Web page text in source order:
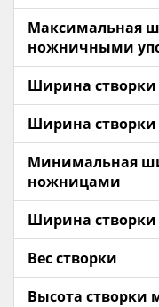
Максимальная
ножничными
Ширина
Ширина
Минимальная
ножницами
Ширина
Вес створки
Высота створки